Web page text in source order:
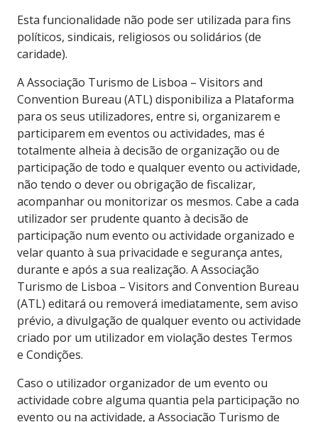
Esta funcionalidade não pode ser utilizada para fins
políticos, sindicais, religiosos ou solidários (de
caridade).
A Associação Turismo de Lisboa – Visitors and
Convention Bureau (ATL) disponibiliza a Plataforma
para os seus utilizadores, entre si, organizarem e
participarem em eventos ou actividades, mas é
totalmente alheia à decisão de organização ou de
participação de todo e qualquer evento ou actividade,
não tendo o dever ou obrigação de fiscalizar,
acompanhar ou monitorizar os mesmos. Cabe a cada
utilizador ser prudente quanto à decisão de
participação num evento ou actividade organizado e
velar quanto à sua privacidade e segurança antes,
durante e após a sua realização. A Associação
Turismo de Lisboa – Visitors and Convention Bureau
(ATL) editará ou removerá imediatamente, sem aviso
prévio, a divulgação de qualquer evento ou actividade
criado por um utilizador em violação destes Termos
e Condições.
Caso o utilizador organizador de um evento ou
actividade cobre alguma quantia pela participação no
evento ou na actividade, a Associação Turismo de